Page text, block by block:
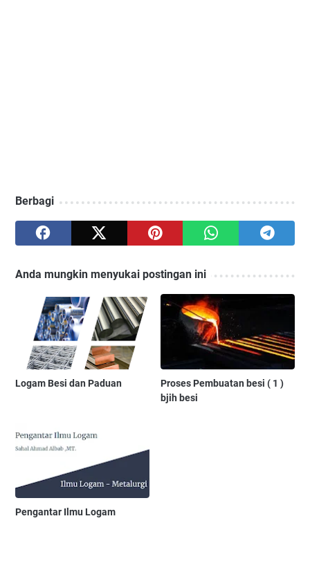
Berbagi
Anda mungkin menyukai postingan ini
Logam Besi dan Paduan
Proses Pembuatan besi ( 1 )
bjih besi
Pengantar Ilmu Logam